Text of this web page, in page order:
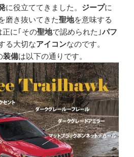
に役立ててきました。 ジープに
磨き抜いてきた聖地を意味する
正に｢その聖地で認められた｣パフ
る大切なアイコンなのです。
装備は以下の通りです。